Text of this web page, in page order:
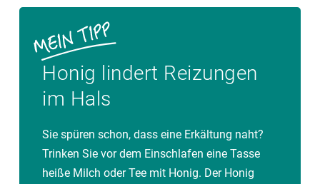
Honig lindert Reizungen
im Hals
Sie spüren schon, dass eine Erkältung naht?
Trinken Sie vor dem Einschlafen eine Tasse
heiße Milch oder Tee mit Honig. Der Honig